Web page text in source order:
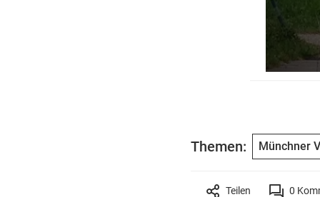
Themen: Münchner
Teilen 0